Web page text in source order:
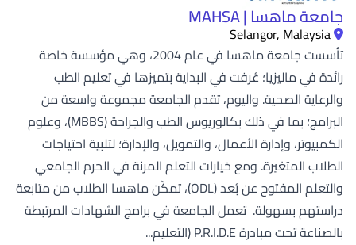
جامعة ماهسا | MAHSA
Selangor, Malaysia
تأسست جامعة ماهسا في عام 2004، وهي مؤسسة خاصة
رائدة في ماليزيا؛ عُرفت في البداية بتميزها في تعليم الطب
والرعاية الصحية. واليوم، تقدم الجامعة مجموعة واسعة من
البرامج؛ بما في ذلك بكالوريوس الطب والجراحة (MBBS)، وعلوم
الكمبيوتر، وإدارة الأعمال، والتمويل، والإدارة؛ لتلبية احتياجات
الطلاب المتغيرة. ومع خيارات التعلم المرنة في الحرم الجامعي
والتعلم المفتوح عن بُعد (ODL)، تمكّن ماهسا الطلاب من متابعة
دراستهم بسهولة. تعمل الجامعة في برامج الشهادات المرتبطة
بالصناعة تحت مبادرة P.R.I.D.E (التعليم...